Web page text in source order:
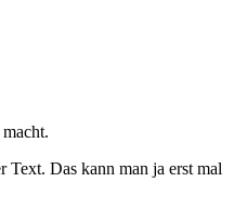
Das kann man ja erst mal